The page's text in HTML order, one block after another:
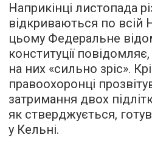
Наприкінці листопада
відкриваються по всій
цьому Федеральне
конституції
на них «сильно зріс».
правоохоронці
затримання двох
як стверджується,
у Кельні.